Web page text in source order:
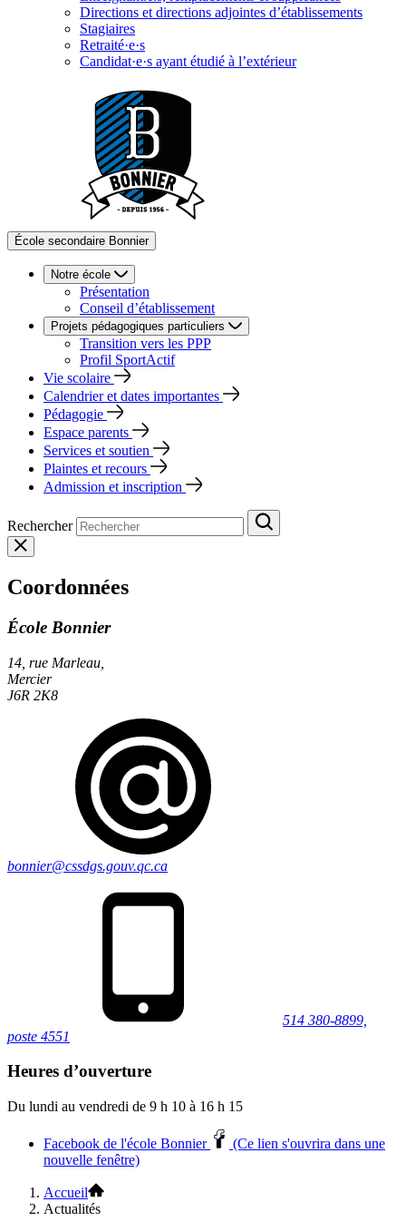
Directions et directions adjointes d’établissements
Stagiaires
Retraité·e·s
Candidat·e·s ayant étudié à l’extérieur
École secondaire Bonnier
Notre école
Présentation
Conseil d’établissement
Projets pédagogiques particuliers
Transition vers les PPP
Profil SportActif
Vie scolaire
Calendrier et dates importantes
Pédagogie
Espace parents
Services et soutien
Plaintes et recours
Admission et inscription
Rechercher
Coordonnées
École Bonnier
14, rue Marleau,
Mercier
J6R 2K8
bonnier@cssdgs.gouv.qc.ca
514 380-8899,
poste 4551
Heures d’ouverture
Du lundi au vendredi de 9 h 10 à 16 h 15
Facebook de l'école Bonnier
(Ce lien s'ouvrira dans une
nouvelle fenêtre)
Accueil
Actualités